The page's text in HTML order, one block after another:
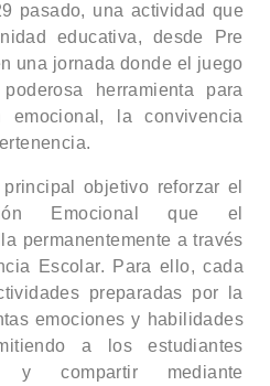
pasado, una actividad que
educativa, desde Pre
una jornada donde el juego
herramienta para
emocional, la convivencia
objetivo reforzar el
Emocional que el
permanentemente a través
Escolar. Para ello, cada
preparadas por la
emociones y habilidades
a los estudiantes
y compartir mediante